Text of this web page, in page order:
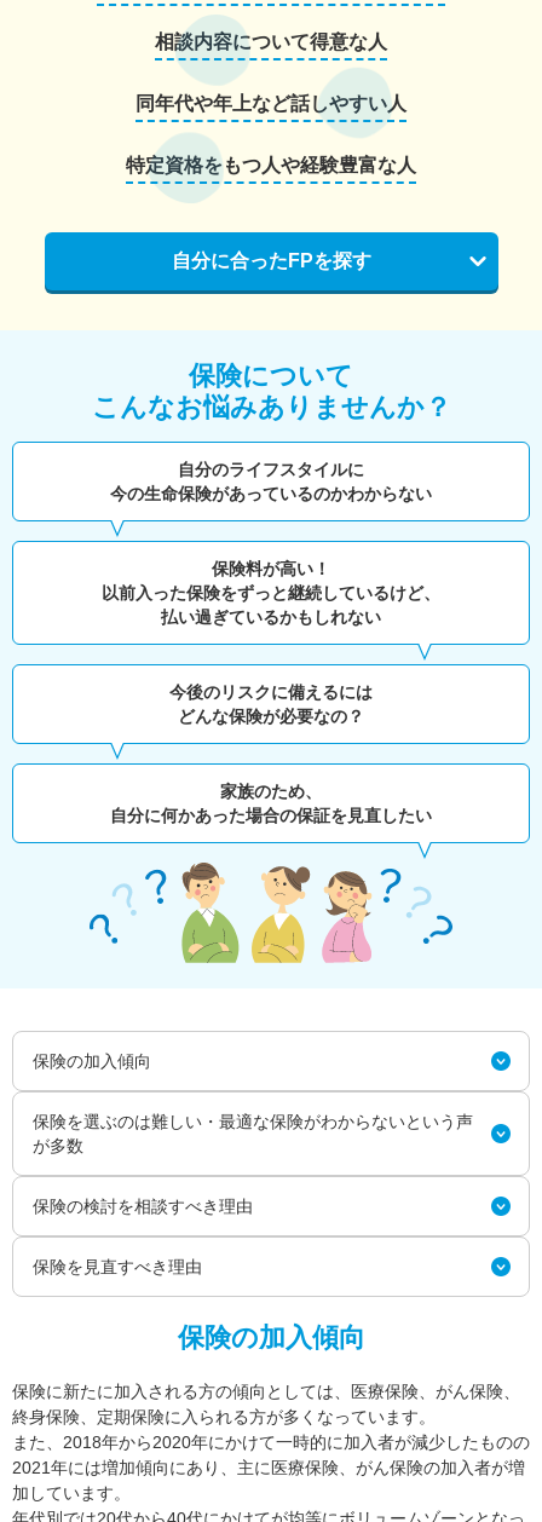
相談内容について得意な人
同年代や年上など話しやすい人
特定資格をもつ人や経験豊富な人
自分に合ったFPを探す
保険について
こんなお悩みありませんか？
自分のライフスタイルに
今の生命保険があっているのかわからない
保険料が高い！
以前入った保険をずっと継続しているけど、
払い過ぎているかもしれない
今後のリスクに備えるには
どんな保険が必要なの？
家族のため、
自分に何かあった場合の保証を見直したい
保険の加入傾向
保険を選ぶのは難しい・最適な保険がわからないという声
が多数
保険の検討を相談すべき理由
保険を見直すべき理由
保険の加入傾向
保険に新たに加入される方の傾向としては、医療保険、がん保険、
終身保険、定期保険に入られる方が多くなっています。
また、2018年から2020年にかけて一時的に加入者が減少したものの
2021年には増加傾向にあり、主に医療保険、がん保険の加入者が増
加しています。